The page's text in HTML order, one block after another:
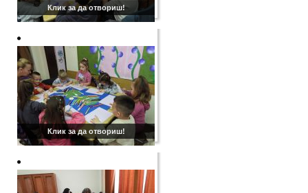
Клик за да отвориш!
Клик за да отвориш!